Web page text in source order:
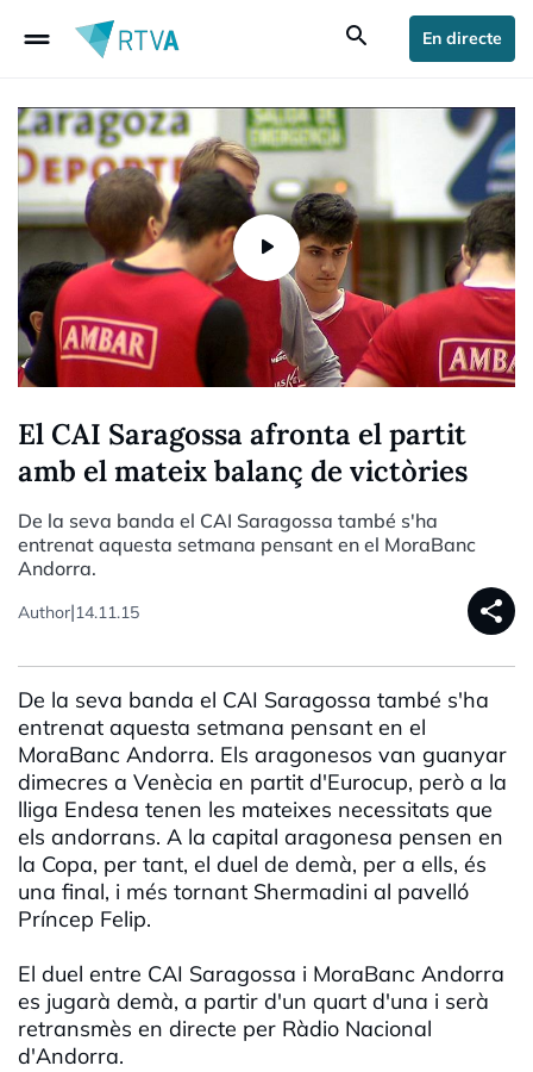
drag_handle search En directe
El CAI Saragossa afronta el partit
amb el mateix balanç de victòries
De la seva banda el CAI Saragossa també s'ha
entrenat aquesta setmana pensant en el MoraBanc
Andorra.
Author|14.11.15 share
De la seva banda el CAI Saragossa també s'ha
entrenat aquesta setmana pensant en el
MoraBanc Andorra. Els aragonesos van guanyar
dimecres a Venècia en partit d'Eurocup, però a la
lliga Endesa tenen les mateixes necessitats que
els andorrans. A la capital aragonesa pensen en
la Copa, per tant, el duel de demà, per a ells, és
una final, i més tornant Shermadini al pavelló
Príncep Felip.
El duel entre CAI Saragossa i MoraBanc Andorra
es jugarà demà, a partir d'un quart d'una i serà
retransmès en directe per Ràdio Nacional
d'Andorra.